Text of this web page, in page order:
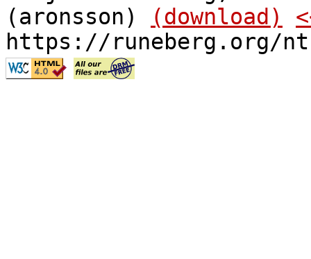
(aronsson)
(download)
https://runeberg.org/